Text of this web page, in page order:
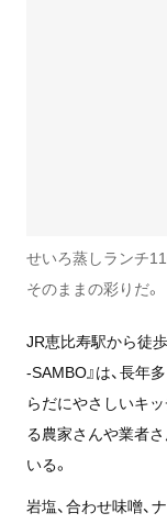
せいろ蒸しランチ
そのままの彩りだ。
JR恵比寿駅から徒
-SAMBO』は、長年
らだにやさしいキ
る農家さんや業者
いる。
岩塩、合わせ味噌、